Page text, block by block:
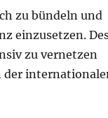
zu bündeln und
einzusetzen.
zu vernetzen
der